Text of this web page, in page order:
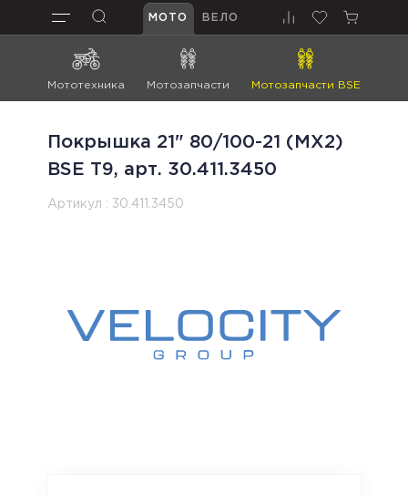
МОТО ВЕЛО
Мототехника Мотозапчасти Мотозапчасти BSE
Покрышка 21" 80/100-21 (MX2)
BSE T9, арт. 30.411.3450
Артикул : 30.411.3450